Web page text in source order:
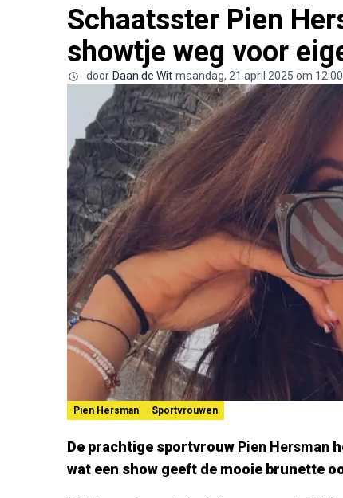
Schaatsster Pien
showtje weg voor
door Daan de Wit maandag, 21 april 2025 om 12:00
Pien Hersman Sportvrouwen
De prachtige sportvrouw Pien Hersman
wat een show geeft de mooie brunette